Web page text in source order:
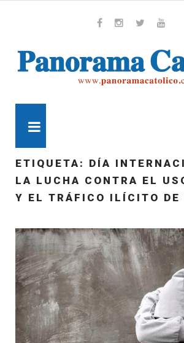
ETIQUETA: DÍA
LA LUCHA CONTRA EL
Y EL TRÁFICO ILÍCITO DE